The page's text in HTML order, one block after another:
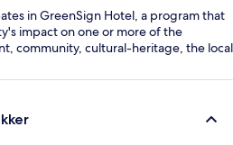
in GreenSign Hotel, a program that
impact on one or more of the
community, cultural-heritage, the local